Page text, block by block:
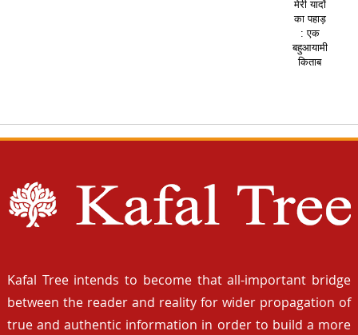
मेरी यादों
का पहाड़
: एक
बहुआयामी
किताब
Kafal Tree intends to become that all-important bridge
between the reader and reality for wider propagation of
true and authentic information in order to build a more